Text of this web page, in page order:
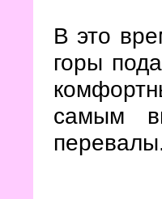
В это
горы
самым